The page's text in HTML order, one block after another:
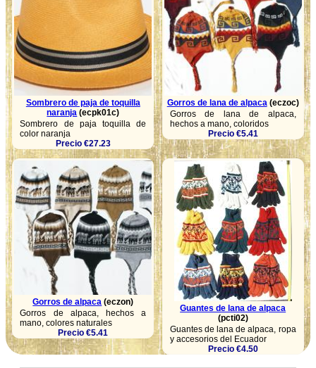
Sombrero de paja de toquilla
naranja (ecpk01c)
Sombrero de paja toquilla de
color naranja
Precio €27.23
Gorros de lana de alpaca(eczoc)
Gorros de lana de alpaca,
hechos a mano, coloridos
Precio €5.41
Gorros de alpaca (eczon)
Gorros de alpaca, hechos a
mano, colores naturales
Precio €5.41
Guantes de lana de alpaca
(pcti02)
Guantes de lana de alpaca, ropa
y accesorios del Ecuador
Precio €4.50